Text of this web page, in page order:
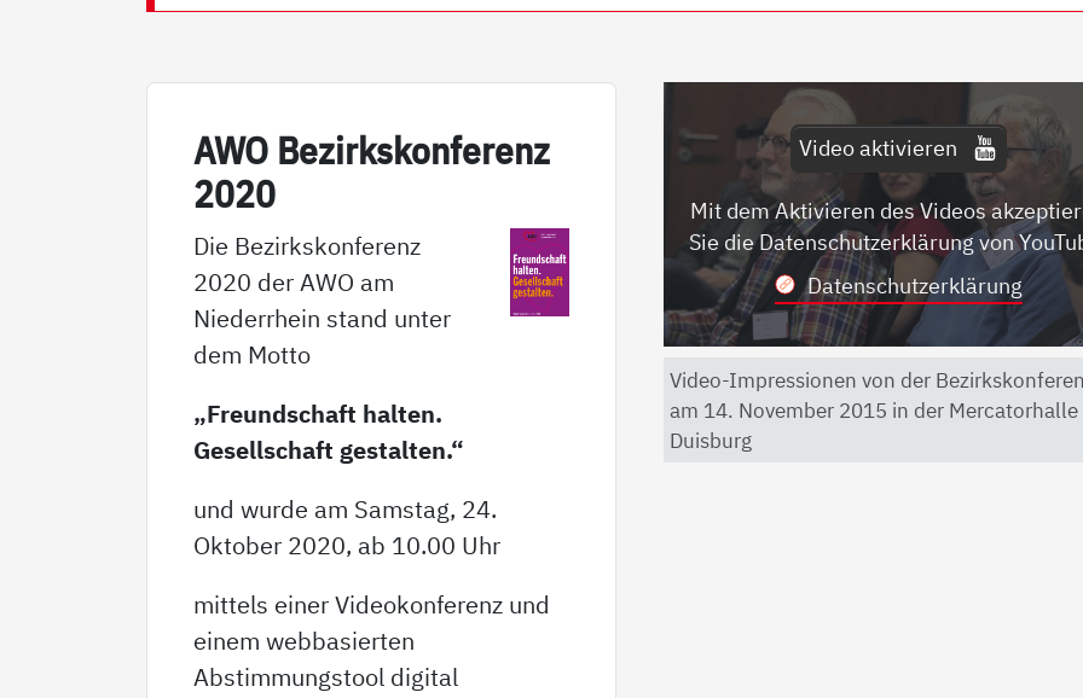
AWO Be­zirks­kon­fe­renz
2020
Die Bezirkskonferenz
2020 der AWO am
Niederrhein stand unter
dem Motto
„Freundschaft halten.
Gesellschaft gestalten.“
und wurde am Samstag, 24.
Oktober 2020, ab 10.00 Uhr
mittels einer Videokonferenz und
einem webbasierten
Abstimmungstool digital
Video aktivieren
Mit dem Aktivieren des Videos
Sie die Datenschutzerklärung von
Datenschutzerklärung
Video-Impressionen von der
am 14. November 2015 in der Mercatorhalle
Duisburg